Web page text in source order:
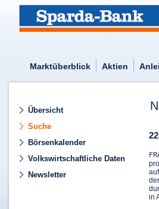
Marktüberblick Aktien
Übersicht
Suche
Börsenkalender
Volkswirtschaftliche Daten
Newsletter
in